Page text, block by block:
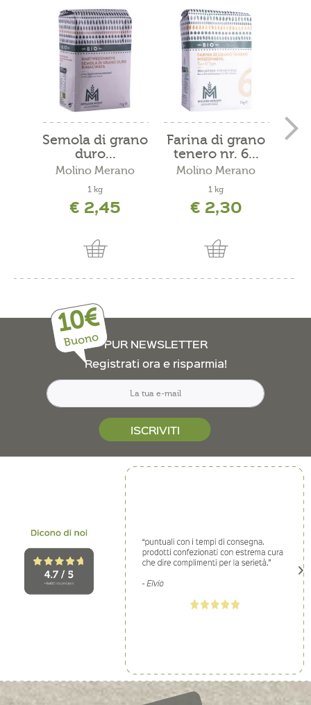
Semola di grano
duro...
Molino Merano
1 kg
€ 2,45
Farina di grano
tenero nr. 6...
Molino Merano
1 kg
€ 2,30
10€
Buono PUR NEWSLETTER
Registrati ora e risparmia!
ISCRIVITI